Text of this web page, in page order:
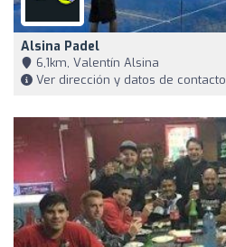
Alsina Padel
6,1km, Valentín Alsina
Ver dirección y datos de contacto